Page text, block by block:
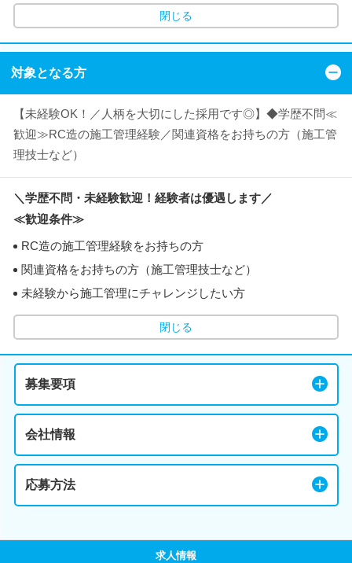
閉じる
対象となる方
【未経験OK！／人柄を大切にした採用です◎】◆学歴不問≪
歓迎≫RC造の施工管理経験／関連資格をお持ちの方（施工管
理技士など）
＼学歴不問・未経験歓迎！経験者は優遇します／
≪歓迎条件≫
RC造の施工管理経験をお持ちの方
関連資格をお持ちの方（施工管理技士など）
未経験から施工管理にチャレンジしたい方
閉じる
募集要項
会社情報
応募方法
求人情報